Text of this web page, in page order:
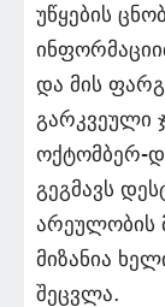
უწყების
და მის
გარკვეული
ოქტომბერ-
გეგმავს
არეულობის
მიზანია
შეცვლა.